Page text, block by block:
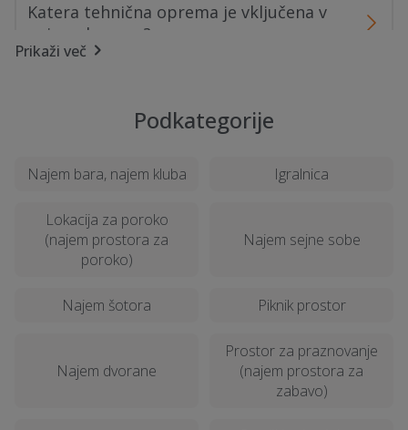
Katera tehnična oprema je vključena v
najem dvorane?
potrebam dogodka?
Kako zagotoviti dostopnost dvorane za
vse udeležence?
Katere dodatne storitve so na voljo pri
Kako lahko platforma Omisli.si pomaga
Prikaži več
Podkategorije
Najem bara, najem kluba Igralnica
Lokacija za poroko
(najem prostora za
poroko)
Najem sejne sobe
Najem šotora Piknik prostor
Najem dvorane
Prostor za praznovanje
(najem prostora za
zabavo)